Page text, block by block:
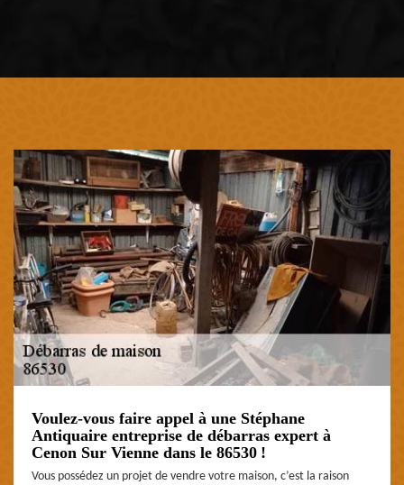
Voulez-vous faire appel à une Stéphane
Antiquaire entreprise de débarras expert à
Cenon Sur Vienne dans le 86530 !
Vous possédez un projet de vendre votre maison, c’est la raison